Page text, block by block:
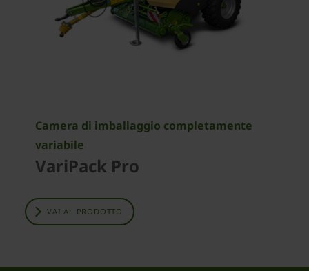
Camera di imballaggio completamente
variabile
VariPack Pro
VAI AL PRODOTTO